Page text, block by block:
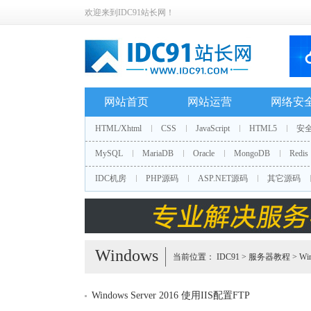
欢迎来到IDC91站长网！
网站首页 网站运营 网络安
HTML/Xhtml CSS JavaScript HTML5 安
MySQL MariaDB Oracle MongoDB Redis
IDC机房 PHP源码 ASP.NET源码 其它源码
Windows 当前位置： IDC91 > 服务器教程 >
Windows Server 2016 使用IIS配置FTP